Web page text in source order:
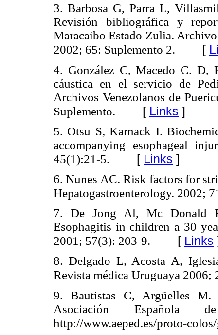
3. Barbosa G, Parra L,
Revisión bibliográfica y
Maracaibo Estado Zulia.
2002; 65: Suplemento 2. [
4. González C, Macedo C. D,
cáustica en el servicio de
Archivos Venezolanos de
Suplemento. [ Links ]
5. Otsu S, Karnack I.
accompanying esophageal
45(1):21-5. [ Links ]
6. Nunes AC. Risk factors for
Hepatogastroenterology. 2002;
7. De Jong Al, Mc Donald
Esophagitis in children a 30
2001; 57(3): 203-9. [ Links
8. Delgado L, Acosta A,
Revista médica Uruguaya 2006;
9. Bautistas C, Argüelles M.
Asociación Española
http://www.aeped.es/proto-